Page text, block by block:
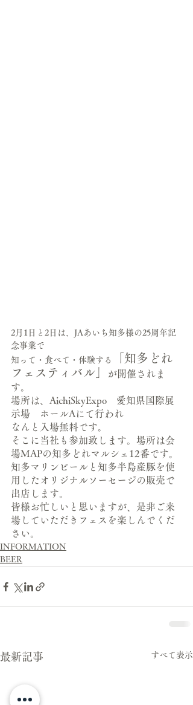
2月1日と2日は、JAあいち知多様の25周年記
念事業で
知って・食べて・体験する
「知多どれ
フェスティバル」
が開催されま
す。
場所は、AichiSkyExpo　愛知県国際展
示場　ホールAにて行われ
なんと入場無料です。
そこに当社も参加致します。場所は会
場MAPの知多どれマルシェ12番です。
知多マリンビールと知多半島産豚を使
用したオリジナルソーセージの販売で
出店します。
皆様お忙しいと思いますが、是非ご来
場していただきフェスを楽しんでくだ
さい。
INFORMATION
BEER
最新記事 すべて表示